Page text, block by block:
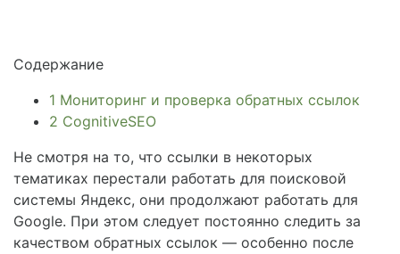
Содержание
1 Мониторинг и проверка обратных ссылок
2 CognitiveSEO
Не смотря на то, что ссылки в некоторых
тематиках перестали работать для поисковой
системы Яндекс, они продолжают работать для
Google. При этом следует постоянно следить за
качеством обратных ссылок — особенно после